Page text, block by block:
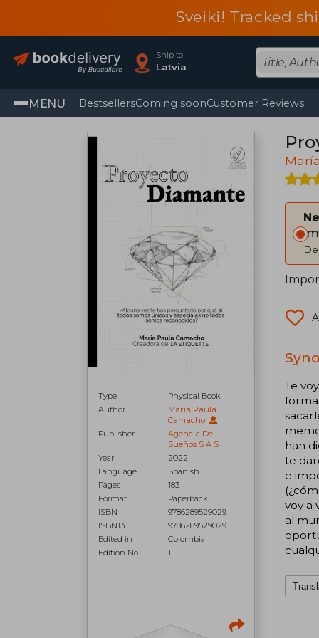
Sveiki! Tracked
Ship to
Latvia
MENU BestsellersComing soonCustomer Reviews
Type
Physical Book
Author
María Paula
Camacho
Publisher
Agencia De
Sueños S A S
Year
2022
Language
Spanish
Pages
183
Format
Paperback
ISBN
9786289529029
ISBN13
9786289529029
Edited in
Colombia
Edition No.
1
Te
forma
han
te
e
voy a
al